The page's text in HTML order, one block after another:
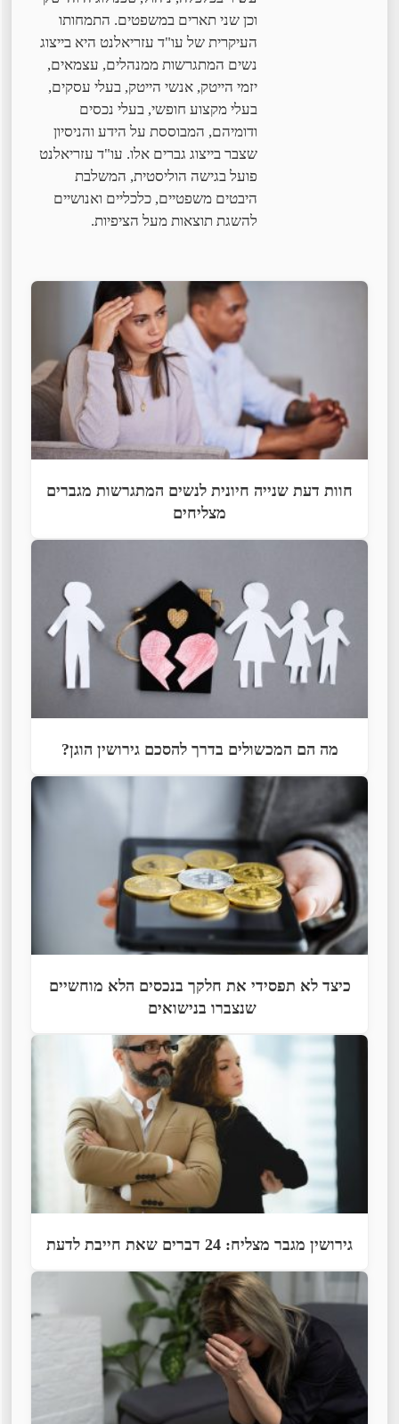
וכן שני תארים במשפטים. התמחותו
העיקרית של עו"ד עזריאלנט היא בייצוג
נשים המתגרשות ממנהלים, עצמאים,
יזמי הייטק, אנשי הייטק, בעלי עסקים,
בעלי מקצוע חופשי, בעלי נכסים
ודומיהם, המבוססת על הידע והניסיון
שצבר בייצוג גברים אלו. עו"ד עזריאלנט
פועל בגישה הוליסטית, המשלבת
היבטים משפטיים, כלכליים ואנושיים
להשגת תוצאות מעל הציפיות.
חוות דעת שנייה חיונית לנשים המתגרשות מגברים
מצליחים
מה הם המכשולים בדרך להסכם גירושין הוגן?
כיצד לא תפסידי את חלקך בנכסים הלא מוחשיים
שנצברו בנישואים
גירושין מגבר מצליח: 24 דברים שאת חייבת לדעת